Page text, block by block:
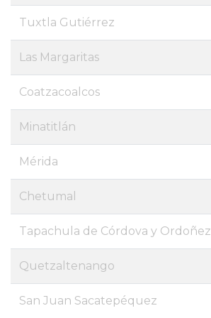
Tuxtla Gutiérrez
Las Margaritas
Coatzacoalcos
Minatitlán
Mérida
Chetumal
Tapachula de Córdova y Ordoñez
Quetzaltenango
San Juan Sacatepéquez